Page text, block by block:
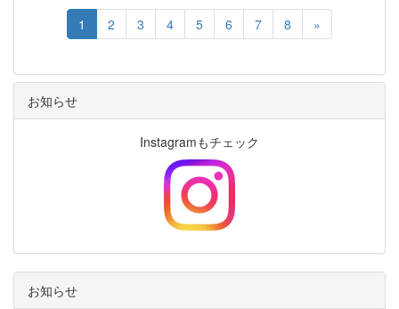
1 2 3 4 5 6 7 8 »
お知らせ
Instagramもチェック
お知らせ